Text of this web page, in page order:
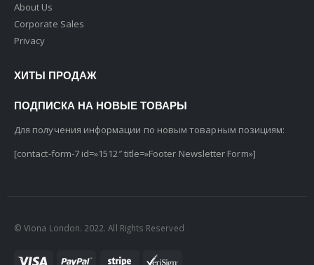
About Us
Corporate Sales
Privacy
ХИТЫ ПРОДАЖ
ПОДПИСКА НА НОВЫЕ ТОВАРЫ
Для получения информации по новым товарным позициям:
[contact-form-7 id=»1512″ title=»Footer Newsletter Form»]
© Viona London. 2022. All Rights Reserved